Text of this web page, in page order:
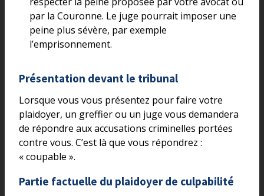
par la Couronne. Le juge pourrait imposer une
peine plus sévère, par exemple
l’emprisonnement.
Présentation devant le tribunal
Lorsque vous vous présentez pour faire votre
plaidoyer, un greffier ou un juge vous demandera
de répondre aux accusations criminelles portées
contre vous. C’est là que vous répondrez :
« coupable ».
Partie factuelle du plaidoyer de culpabilité